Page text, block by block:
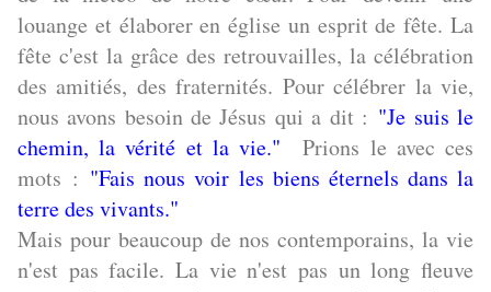
louange et élaborer en église un esprit de fête. La
fête c'est la grâce des retrouvailles, la célébration
des amitiés, des fraternités. Pour célébrer la vie,
nous avons besoin de Jésus qui a dit : "Je suis le
chemin, la vérité et la vie." Prions le avec ces
mots : "Fais nous voir les biens éternels dans la
terre des vivants."
Mais pour beaucoup de nos contemporains, la vie
n'est pas facile. La vie n'est pas un long fleuve